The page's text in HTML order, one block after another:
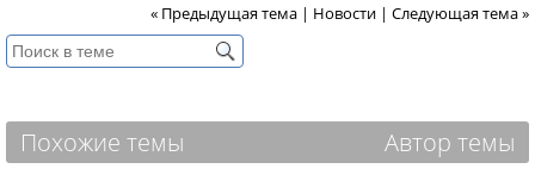
« Предыдущая тема | Новости | Следующая тема »
Похожие темы Автор темы